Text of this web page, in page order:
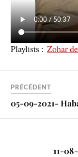
Playlists : Zohar
PRÉCÉDENT
05-09-2021-
11-